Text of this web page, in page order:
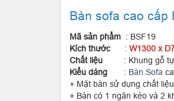
Bàn sofa cao cấp
Mã sản phẩm : BSF19
Kích thước: W1300 x
Chất liệu
: Khung gỗ
Kiểu dáng : Bàn Sofa
+ Mặt bàn sử dụng chất
+ Bàn có 1 ngăn kéo và 2